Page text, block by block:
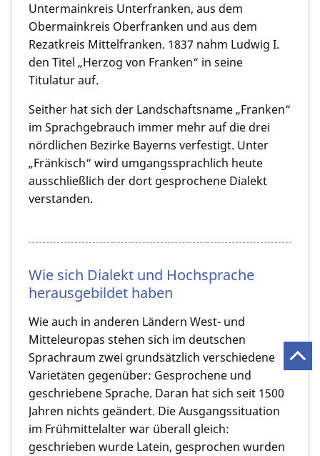
Untermainkreis Unterfranken, aus dem
Obermainkreis Oberfranken und aus dem
Rezatkreis Mittelfranken. 1837 nahm Ludwig I.
den Titel „Herzog von Franken“ in seine
Titulatur auf.
Seither hat sich der Landschaftsname „Franken“
im Sprachgebrauch immer mehr auf die drei
nördlichen Bezirke Bayerns verfestigt. Unter
„Fränkisch“ wird umgangssprachlich heute
ausschließlich der dort gesprochene Dialekt
verstanden.
Wie sich Dialekt und Hochsprache
herausgebildet haben
Wie auch in anderen Ländern West- und
Mitteleuropas stehen sich im deutschen
Sprachraum zwei grundsätzlich verschiedene
Varietäten gegenüber: Gesprochene und
geschriebene Sprache. Daran hat sich seit 1500
Jahren nichts geändert. Die Ausgangssituation
im Frühmittelalter war überall gleich:
geschrieben wurde Latein, gesprochen wurden